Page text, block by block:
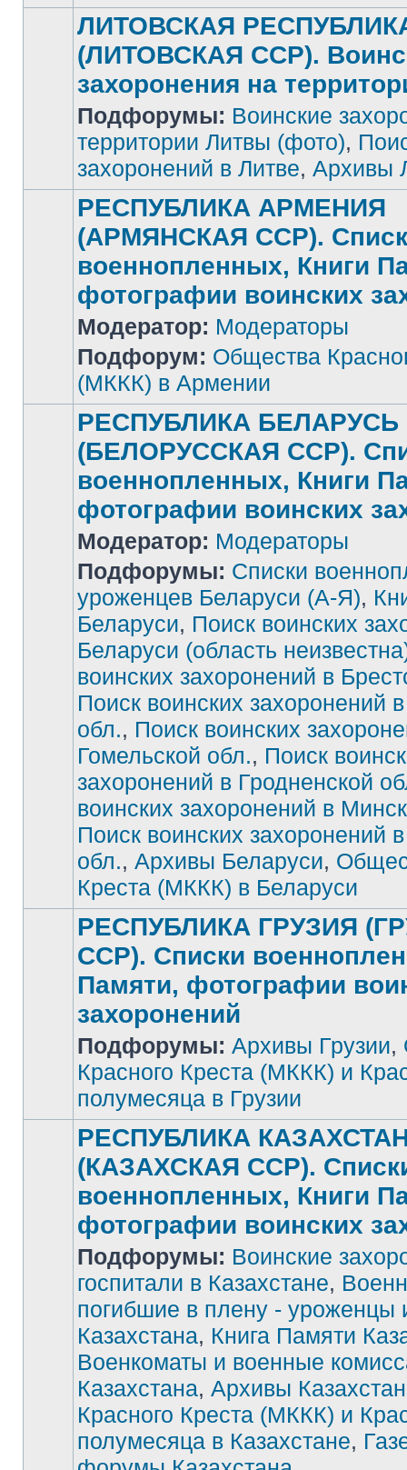
Нет
непрочитанных
ЛИТОВСКАЯ
(ЛИТОВСКАЯ ССР).
захоронения на
Подфорумы: Воинские
территории Литвы (фото),
захоронений в Литве, Архивы
непрочитанных
сообщений
РЕСПУБЛИКА АРМЕНИЯ
(АРМЯНСКАЯ ССР).
военнопленных, Книги
фотографии воинских
Модератор: Модераторы
Подфорум: Общества
(МККК) в Армении
Нет
непрочитанных
РЕСПУБЛИКА БЕЛАРУСЬ
(БЕЛОРУССКАЯ ССР).
военнопленных, Книги
фотографии воинских
Модератор: Модераторы
Подфорумы: Списки
уроженцев Беларуси (А-Я),
Беларуси, Поиск воинских
Беларуси (область
воинских захоронений в
Поиск воинских захоронений
обл., Поиск воинских
Гомельской обл., Поиск
захоронений в Гродненской
воинских захоронений в
Поиск воинских захоронений
обл., Архивы Беларуси,
Креста (МККК) в Беларуси
непрочитанных
сообщений
РЕСПУБЛИКА ГРУЗИЯ
ССР). Списки
Памяти, фотографии
захоронений
Подфорумы: Архивы Грузии,
Красного Креста (МККК) и
полумесяца в Грузии
Нет
непрочитанных
сообщений
РЕСПУБЛИКА
(КАЗАХСКАЯ ССР).
военнопленных, Книги
фотографии воинских
Подфорумы: Воинские
госпитали в Казахстане,
погибшие в плену - уроженцы
Казахстана, Книга Памяти
Военкоматы и военные
Казахстана, Архивы
Красного Креста (МККК) и
полумесяца в Казахстане,